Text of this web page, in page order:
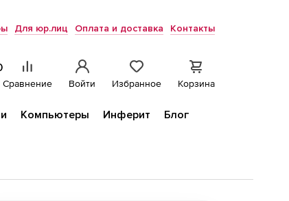
Для юр.лиц Оплата и доставка Контакты
Сравнение Войти Избранное Корзина
Компьютеры Инферит
Блог